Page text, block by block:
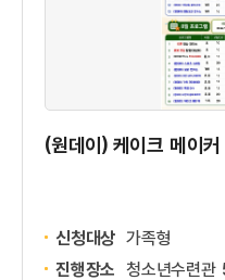
(원데이) 케이크 메이커
신청대상 가족형
진행장소 청소년수련